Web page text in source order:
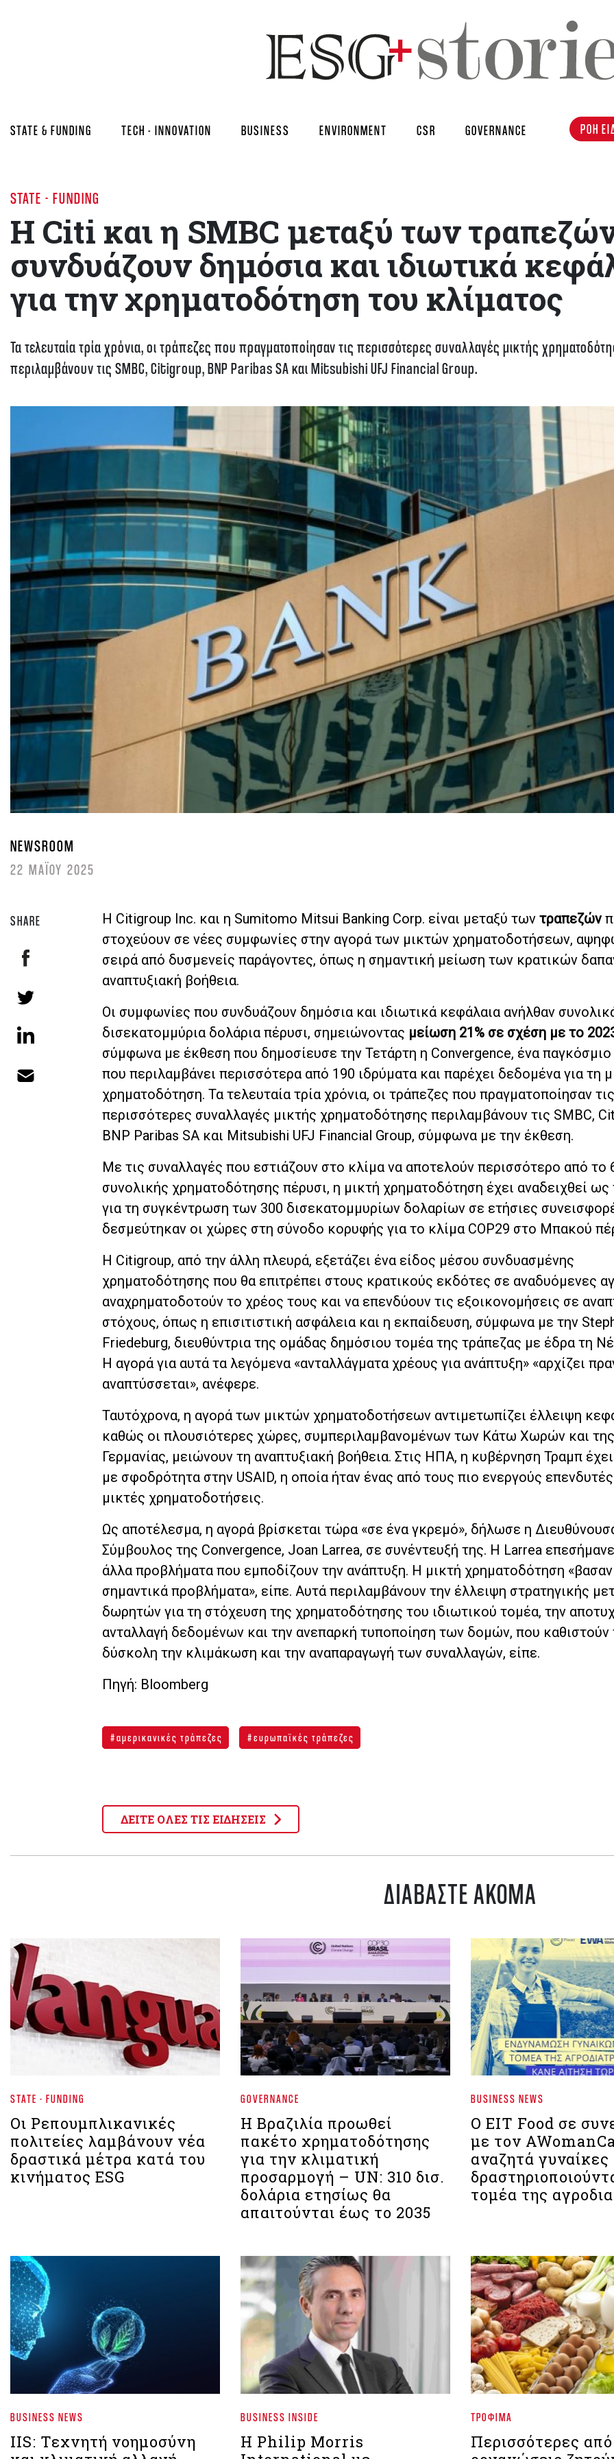
STATE & FUNDING TECH - INNOVATION BUSINESS ENVIRONMENT CSR GOVERNANCE ΡΟΗ
STATE - FUNDING
Η Citi και η SMBC μεταξύ των
συνδυάζουν δημόσια και ιδιωτικά
για την χρηματοδότηση του κλίματος
Τα τελευταία τρία χρόνια, οι τράπεζες που πραγματοποίησαν τις περισσότερες συναλλαγές μικτής
περιλαμβάνουν τις SMBC, Citigroup, BNP Paribas SA και Mitsubishi UFJ Financial Group.
NEWSROOM
22 ΜΑΪΟΥ 2025
SHARE Η Citigroup Inc. και η Sumitomo Mitsui Banking Corp. είναι μεταξύ των τραπεζών
στοχεύουν σε νέες συμφωνίες στην αγορά των μικτών χρηματοδοτήσεων,
σειρά από δυσμενείς παράγοντες, όπως η σημαντική μείωση των κρατικών
αναπτυξιακή βοήθεια.
Οι συμφωνίες που συνδυάζουν δημόσια και ιδιωτικά κεφάλαια ανήλθαν
δισεκατομμύρια δολάρια πέρυσι, σημειώνοντας μείωση 21% σε σχέση με το
σύμφωνα με έκθεση που δημοσίευσε την Τετάρτη η Convergence, ένα παγκόσμιο
που περιλαμβάνει περισσότερα από 190 ιδρύματα και παρέχει δεδομένα για τη
χρηματοδότηση. Τα τελευταία τρία χρόνια, οι τράπεζες που πραγματοποίησαν τις
περισσότερες συναλλαγές μικτής χρηματοδότησης περιλαμβάνουν τις SMBC,
BNP Paribas SA και Mitsubishi UFJ Financial Group, σύμφωνα με την έκθεση.
Με τις συναλλαγές που εστιάζουν στο κλίμα να αποτελούν περισσότερο από το
συνολικής χρηματοδότησης πέρυσι, η μικτή χρηματοδότηση έχει αναδειχθεί ως
για τη συγκέντρωση των 300 δισεκατομμυρίων δολαρίων σε ετήσιες
δεσμεύτηκαν οι χώρες στη σύνοδο κορυφής για το κλίμα COP29 στο Μπακού
Η Citigroup, από την άλλη πλευρά, εξετάζει ένα είδος μέσου συνδυασμένης
χρηματοδότησης που θα επιτρέπει στους κρατικούς εκδότες σε αναδυόμενες
αναχρηματοδοτούν το χρέος τους και να επενδύουν τις εξοικονομήσεις σε
στόχους, όπως η επισιτιστική ασφάλεια και η εκπαίδευση, σύμφωνα με την
Friedeburg, διευθύντρια της ομάδας δημόσιου τομέα της τράπεζας με έδρα τη
Η αγορά για αυτά τα λεγόμενα «ανταλλάγματα χρέους για ανάπτυξη» «αρχίζει
αναπτύσσεται», ανέφερε.
Ταυτόχρονα, η αγορά των μικτών χρηματοδοτήσεων αντιμετωπίζει έλλειψη
καθώς οι πλουσιότερες χώρες, συμπεριλαμβανομένων των Κάτω Χωρών και της
Γερμανίας, μειώνουν τη αναπτυξιακή βοήθεια. Στις ΗΠΑ, η κυβέρνηση Τραμπ έχει
με σφοδρότητα στην USAID, η οποία ήταν ένας από τους πιο ενεργούς
μικτές χρηματοδοτήσεις.
Ως αποτέλεσμα, η αγορά βρίσκεται τώρα «σε ένα γκρεμό», δήλωσε η
Σύμβουλος της Convergence, Joan Larrea, σε συνέντευξή της. Η Larrea
άλλα προβλήματα που εμποδίζουν την ανάπτυξη. Η μικτή χρηματοδότηση
σημαντικά προβλήματα», είπε. Αυτά περιλαμβάνουν την έλλειψη στρατηγικής
δωρητών για τη στόχευση της χρηματοδότησης του ιδιωτικού τομέα, την
ανταλλαγή δεδομένων και την ανεπαρκή τυποποίηση των δομών, που καθιστούν
δύσκολη την κλιμάκωση και την αναπαραγωγή των συναλλαγών, είπε.
Πηγή: Bloomberg
αμερικανικές τράπεζες ευρωπαϊκές τράπεζες
ΔΕΙΤΕ ΟΛΕΣ ΤΙΣ ΕΙΔΗΣΕΙΣ
ΔΙΑΒΑΣΤΕ ΑΚΟΜΑ
STATE - FUNDING
Οι Ρεπουμπλικανικές
πολιτείες λαμβάνουν νέα
δραστικά μέτρα κατά του
κινήματος ESG
GOVERNANCE
Η Βραζιλία προωθεί
πακέτο χρηματοδότησης
για την κλιματική
προσαρμογή – UN: 310 δισ.
δολάρια ετησίως θα
απαιτούνται έως το 2035
BUSINESS NEWS
Ο EIT Food σε
με τον
αναζητά
τομέα της
BUSINESS NEWS
IIS: Τεχνητή νοημοσύνη
BUSINESS INSIDE
Η Philip Morris
ΤΡΌΦΙΜΑ
Περισσότερες